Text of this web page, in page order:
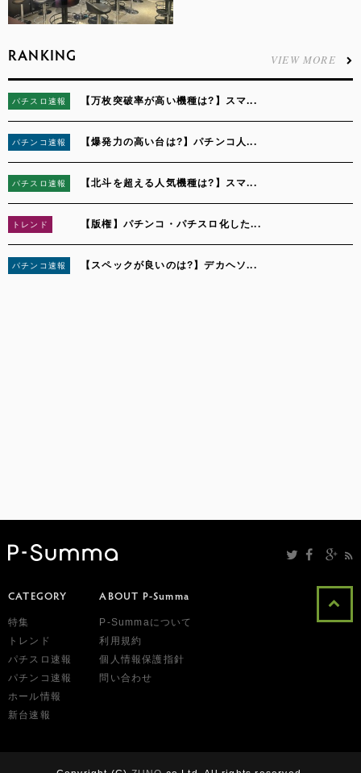
RANKING VIEW MORE
1
パチスロ速報 【万枚突破率が高い機種は?】スマ...
2
パチンコ速報 【爆発力の高い台は?】パチンコ人...
3
パチスロ速報 【北斗を超える人気機種は?】スマ...
4
トレンド 【版権】パチンコ・パチスロ化した...
5
パチンコ速報 【スペックが良いのは?】デカヘソ...
CATEGORY
特集
トレンド
パチスロ速報
パチンコ速報
ホール情報
新台速報
ABOUT P-Summa
P-Summaについて
利用規約
個人情報保護指針
問い合わせ